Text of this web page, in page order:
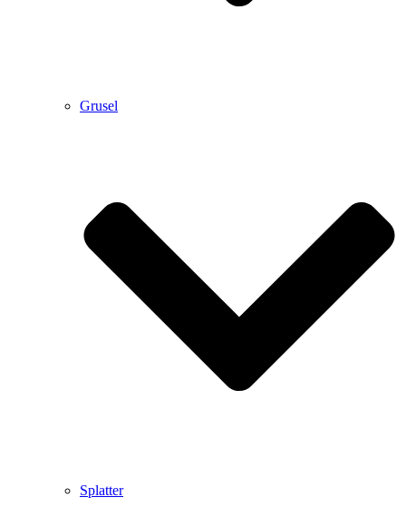
Grusel
Splatter